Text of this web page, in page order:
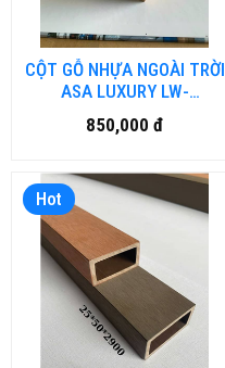
CỘT GỖ NHỰA NGOÀI TRỜI
ASA LUXURY LW-
LU150H50.DN
850,000 đ
Hot